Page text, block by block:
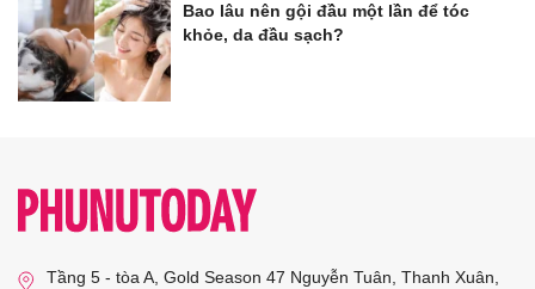
Bao lâu nên gội đầu một lần để tóc
khỏe, da đầu sạch?
Tầng 5 - tòa A, Gold Season 47 Nguyễn Tuân, Thanh Xuân,